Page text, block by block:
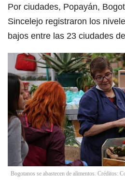
Por ciudades, Popayán,
Sincelejo registraron los
bajos entre las 23 ciudades
Bogotanos se abastecen de alimentos. Créditos: